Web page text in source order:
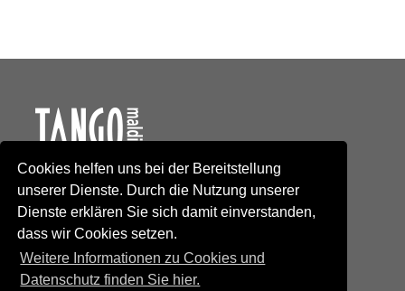
Cookies helfen uns bei der Bereitstellung
unserer Dienste. Durch die Nutzung unserer
Dienste erklären Sie sich damit einverstanden,
dass wir Cookies setzen.
Weitere Informationen zu Cookies und
Datenschutz finden Sie hier.
Newsletteranmeldung
Newsletterabmeldung
Social Media
Neumarkterstrasse 71
81673 München